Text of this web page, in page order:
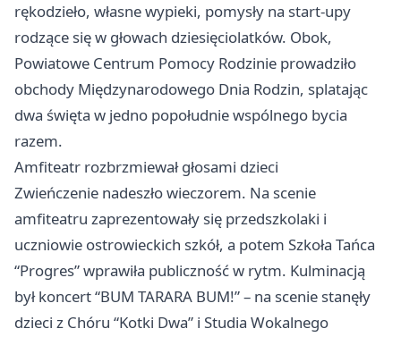
rękodzieło, własne wypieki, pomysły na start-upy
rodzące się w głowach dziesięciolatków. Obok,
Powiatowe Centrum Pomocy Rodzinie prowadziło
obchody Międzynarodowego Dnia Rodzin, splatając
dwa święta w jedno popołudnie wspólnego bycia
razem.
Amfiteatr rozbrzmiewał głosami dzieci
Zwieńczenie nadeszło wieczorem. Na scenie
amfiteatru zaprezentowały się przedszkolaki i
uczniowie ostrowieckich szkół, a potem Szkoła Tańca
“Progres” wprawiła publiczność w rytm. Kulminacją
był koncert “BUM TARARA BUM!” – na scenie stanęły
dzieci z Chóru “Kotki Dwa” i Studia Wokalnego